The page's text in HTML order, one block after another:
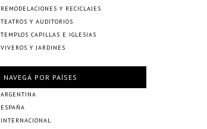
REMODELACIONES Y RECICLAJES
TEATROS Y AUDITORIOS
TEMPLOS CAPILLAS E IGLESIAS
VIVEROS Y JARDINES
NAVEGÁ POR PAÍSES
ARGENTINA
ESPAÑA
INTERNACIONAL